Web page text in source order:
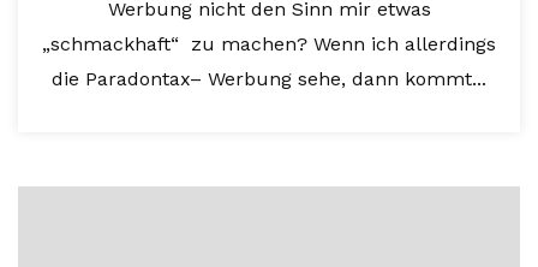
Werbung nicht den Sinn mir etwas
„schmackhaft“ zu machen? Wenn ich allerdings
die Paradontax– Werbung sehe, dann kommt...